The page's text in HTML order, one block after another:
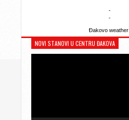
-
-
Đakovo weather
NOVI STANOVI U CENTRU ĐAKOVA